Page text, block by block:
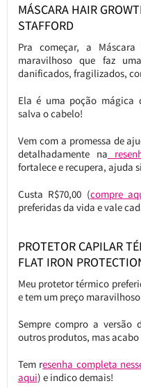
MÁSCARA HAIR
STAFFORD
Pra começar, a
maravilhoso que faz
danificados, fragilizados,
Ela é uma poção mágica
salva o cabelo!
Vem com a promessa de
detalhadamente na
fortalece e recupera, ajuda
Custa R$70,00 (compre
preferidas da vida e vale
PROTETOR CAPILAR
FLAT IRON
Meu protetor térmico
e tem um preço
Sempre compro a
outros produtos, mas
Tem resenha completa
aqui) e indico demais!